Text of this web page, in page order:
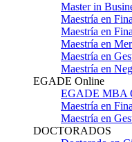
Master in
Maestría en
Maestría en
Maestría en
Maestría en
Maestría en
EGADE Online
EGADE MBA
Maestría en
Maestría en
DOCTORADOS